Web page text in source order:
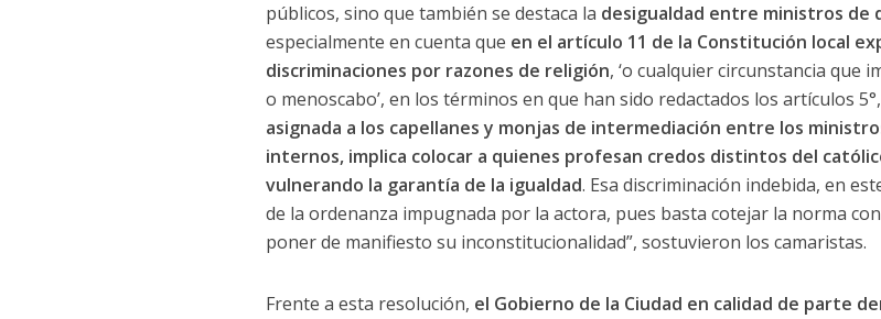
públicos, sino que también se destaca la desigualdad entre ministros de
especialmente en cuenta que en el artículo 11 de la Constitución local
discriminaciones por razones de religión, ‘o cualquier circunstancia que
o menoscabo’, en los términos en que han sido redactados los artículos
asignada a los capellanes y monjas de intermediación entre los
internos, implica colocar a quienes profesan credos distintos del
vulnerando la garantía de la igualdad. Esa discriminación indebida, en
de la ordenanza impugnada por la actora, pues basta cotejar la norma
poner de manifiesto su inconstitucionalidad”, sostuvieron los camaristas.
Frente a esta resolución, el Gobierno de la Ciudad en calidad de parte